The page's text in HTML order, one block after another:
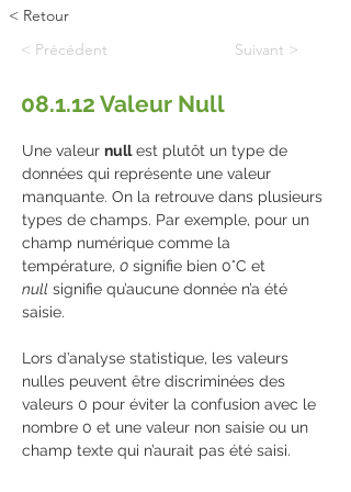
< Retour
< Précédent
Suivant >
08.1.12 Valeur Null
Une valeur null est plutôt un type de
données qui représente une valeur
manquante. On la retrouve dans plusieurs
types de champs. Par exemple, pour un
champ numérique comme la
température, 0 signifie bien 0°C et
null signifie qu’aucune donnée n’a été
saisie.
Lors d’analyse statistique, les valeurs
nulles peuvent être discriminées des
valeurs 0 pour éviter la confusion avec le
nombre 0 et une valeur non saisie ou un
champ texte qui n’aurait pas été saisi.